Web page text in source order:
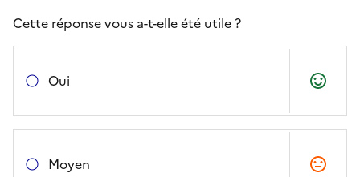
Cette réponse vous a-t-elle été utile ?
Oui
Moyen